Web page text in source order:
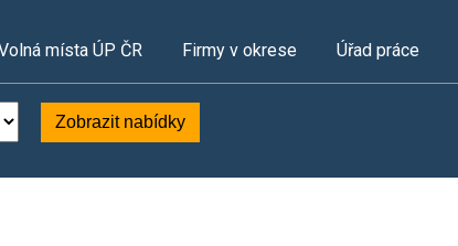
místa ÚP ČR Firmy v okrese Úřad práce
Zobrazit nabídky